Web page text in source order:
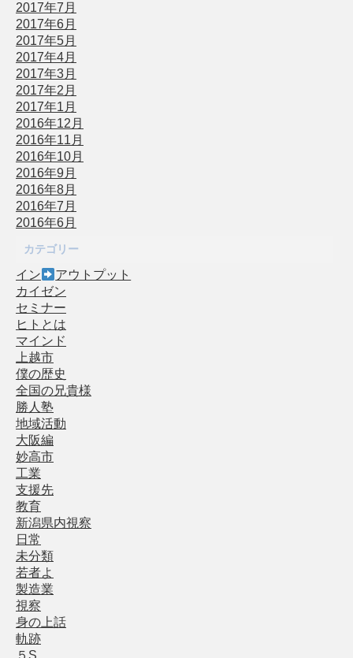
2017年7月
2017年6月
2017年5月
2017年4月
2017年3月
2017年2月
2017年1月
2016年12月
2016年11月
2016年10月
2016年9月
2016年8月
2016年7月
2016年6月
カテゴリー
イン
アウトプット
カイゼン
セミナー
ヒトとは
マインド
上越市
僕の歴史
全国の兄貴様
勝人塾
地域活動
大阪編
妙高市
工業
支援先
教育
新潟県内視察
日常
未分類
若者よ
製造業
視察
身の上話
軌跡